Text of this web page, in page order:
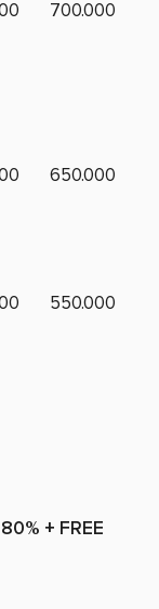
700.000
650.000
550.000
+ FREE